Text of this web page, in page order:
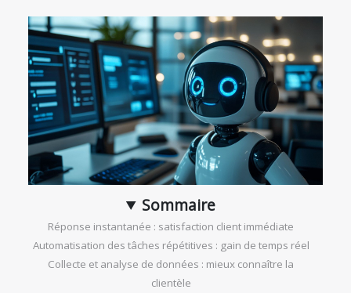
Sommaire
Réponse instantanée : satisfaction client immédiate
Automatisation des tâches répétitives : gain de temps réel
Collecte et analyse de données : mieux connaître la
clientèle